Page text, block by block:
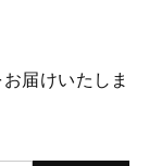
届けいたしま